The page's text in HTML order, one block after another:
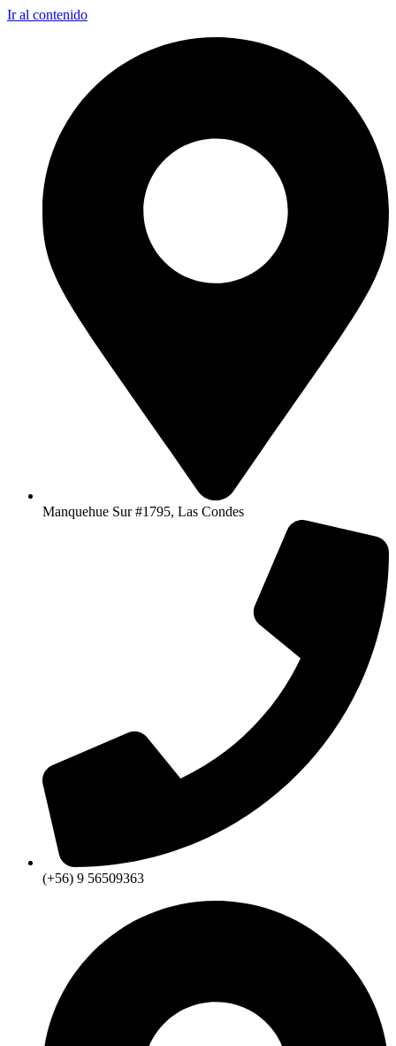
Ir al contenido
Manquehue Sur #1795, Las Condes
(+56) 9 56509363